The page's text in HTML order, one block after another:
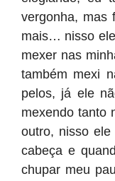
vergonha, mas
mais… nisso
mexer nas
também mexi
pelos, já ele
mexendo tanto
outro, nisso
cabeça e
chupar meu